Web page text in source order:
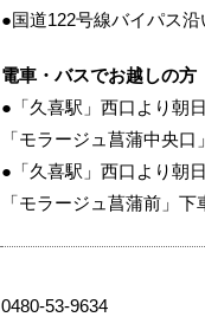
●国道122号線バイパス
電車・バスでお越しの方
●「久喜駅」西口より朝
「モラージュ菖蒲中央
●「久喜駅」西口より朝
「モラージュ菖蒲前」下
0480-53-9634